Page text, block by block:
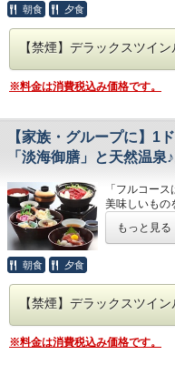
嬉しい1ドリ
心ほどける美
【食後は「お
・レトロな非
館内の大衆演
熱気あふれる
（※休演日は
・自由なくつ
無料の電動
地下1,500m
馬の銘湯に
サウナと共
【安心・快適
朝食 夕食
【禁煙】デラックスツイ
※料金は消費税込み価格です。
【家族・グループに】1
「淡海御膳」と天然温
「フルコー
美味しいもの
りな、1泊2
嬉しい1ドリ
もっと見る
朝食 夕食
【禁煙】デラックスツイ
※料金は消費税込み価格です。